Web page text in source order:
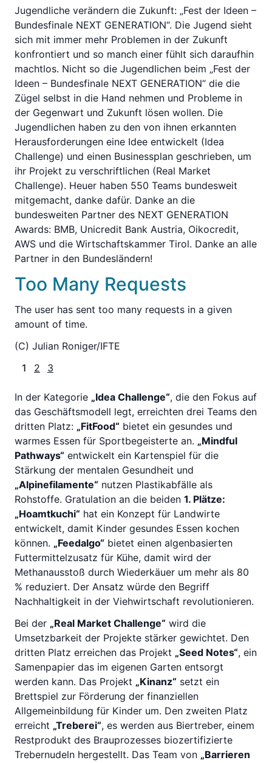
Jugendliche verändern die Zukunft: „Fest der Ideen –
Bundesfinale NEXT GENERATION“. Die Jugend sieht
sich mit immer mehr Problemen in der Zukunft
konfrontiert und so manch einer fühlt sich daraufhin
machtlos. Nicht so die Jugendlichen beim „Fest der
Ideen – Bundesfinale NEXT GENERATION“ die die
Zügel selbst in die Hand nehmen und Probleme in
der Gegenwart und Zukunft lösen wollen. Die
Jugendlichen haben zu den von ihnen erkannten
Herausforderungen eine Idee entwickelt (Idea
Challenge) und einen Businessplan geschrieben, um
ihr Projekt zu verschriftlichen (Real Market
Challenge). Heuer haben 550 Teams bundesweit
mitgemacht, danke dafür. Danke an die
bundesweiten Partner des NEXT GENERATION
Awards: BMB, Unicredit Bank Austria, Oikocredit,
AWS und die Wirtschaftskammer Tirol. Danke an alle
Partner in den Bundesländern!
Too Many Requests
The user has sent too many requests in a given
amount of time.
(C) Julian Roniger/IFTE
1
2 3
In der Kategorie „Idea Challenge“, die den Fokus auf
das Geschäftsmodell legt, erreichten drei Teams den
dritten Platz: „FitFood“ bietet ein gesundes und
warmes Essen für Sportbegeisterte an. „Mindful
Pathways“ entwickelt ein Kartenspiel für die
Stärkung der mentalen Gesundheit und
„Alpinefilamente“ nutzen Plastikabfälle als
Rohstoffe. Gratulation an die beiden 1. Plätze:
„Hoamtkuchi“ hat ein Konzept für Landwirte
entwickelt, damit Kinder gesundes Essen kochen
können. „Feedalgo“ bietet einen algenbasierten
Futtermittelzusatz für Kühe, damit wird der
Methanausstoß durch Wiederkäuer um mehr als 80
% reduziert. Der Ansatz würde den Begriff
Nachhaltigkeit in der Viehwirtschaft revolutionieren.
Bei der „Real Market Challenge“ wird die
Umsetzbarkeit der Projekte stärker gewichtet. Den
dritten Platz erreichen das Projekt „Seed Notes“, ein
Samenpapier das im eigenen Garten entsorgt
werden kann. Das Projekt „Kinanz“ setzt ein
Brettspiel zur Förderung der finanziellen
Allgemeinbildung für Kinder um. Den zweiten Platz
erreicht „Treberei“, es werden aus Biertreber, einem
Restprodukt des Brauprozesses biozertifizierte
Trebernudeln hergestellt. Das Team von „Barrieren